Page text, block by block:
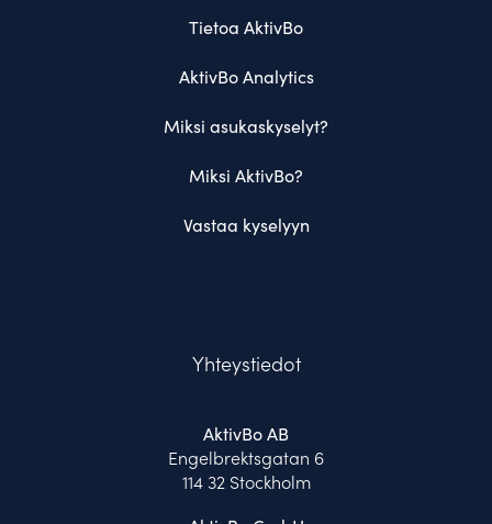
Tietoa AktivBo
AktivBo Analytics
Miksi asukaskyselyt?
Miksi AktivBo?
Vastaa kyselyyn
Yhteystiedot
AktivBo AB
Engelbrektsgatan 6
114 32 Stockholm